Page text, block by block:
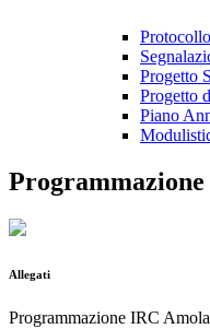
Progetto
Progetto
Piano
Allegati
Programmazione IRC